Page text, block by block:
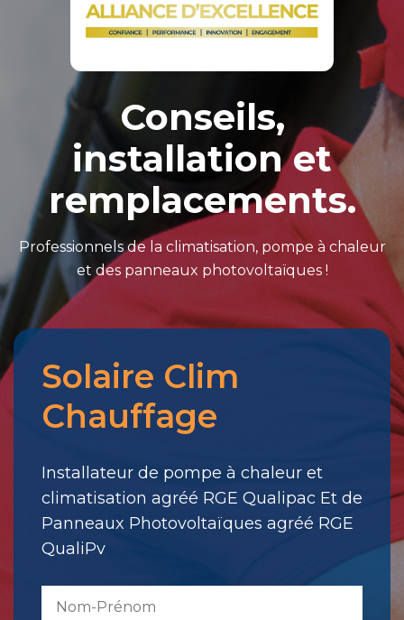
Conseils,
installation et
remplacements.
Professionnels de la climatisation, pompe à chaleur
et des panneaux photovoltaïques !
Merci
pour
votre
Il
a
été
envoyé.
Solaire Clim
Chauffage
Installateur de pompe à chaleur et
climatisation agréé RGE Qualipac Et de
Panneaux Photovoltaïques agréé RGE
QualiPv